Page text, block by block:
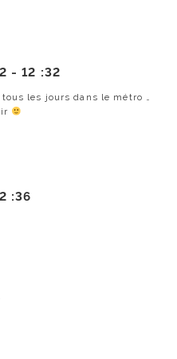
-12 :32
tous les jours dans le métro …
:36